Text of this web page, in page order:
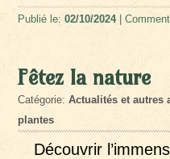
Publié le:02/10/2024|
Fêtez la nature
Catégorie:Actualités et autres
plantes
Découvrir